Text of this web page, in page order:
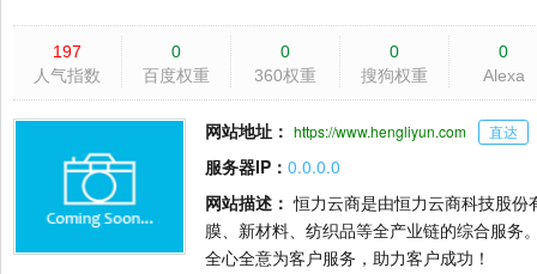
197
人气指数
0
百度权重
0
360权重
0
搜狗权重
0
Alexa
网站地址： https://www.hengliyun.com 直达
服务器IP： 0.0.0.0
网站描述： 恒力云商是由恒力云商科技股
膜、新材料、纺织品等全产业链的综合服务
全心全意为客户服务，助力客户成功！